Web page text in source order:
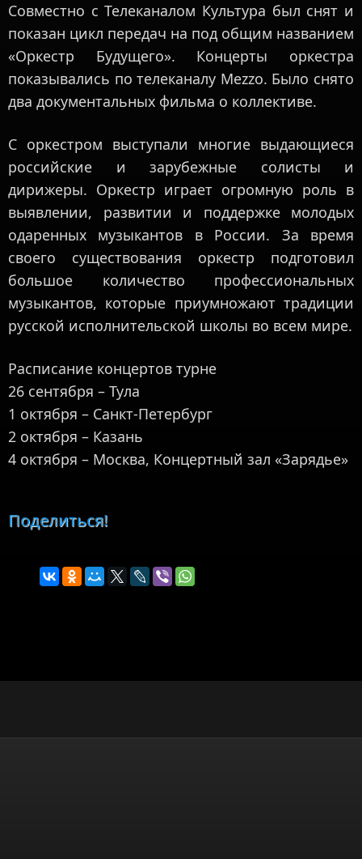
Совместно с Телеканалом Культура был снят и
показан цикл передач на под общим названием
«Оркестр Будущего». Концерты оркестра
показывались по телеканалу Mezzo. Было снято
два документальных фильма о коллективе.
С оркестром выступали многие выдающиеся
российские и зарубежные солисты и
дирижеры. Оркестр играет огромную роль в
выявлении, развитии и поддержке молодых
одаренных музыкантов в России. За время
своего существования оркестр подготовил
большое количество профессиональных
музыкантов, которые приумножают традиции
русской исполнительской школы во всем мире.
Расписание концертов турне
26 сентября – Тула
1 октября – Санкт-Петербург
2 октября – Казань
4 октября – Москва, Концертный зал «Зарядье»
Поделиться!